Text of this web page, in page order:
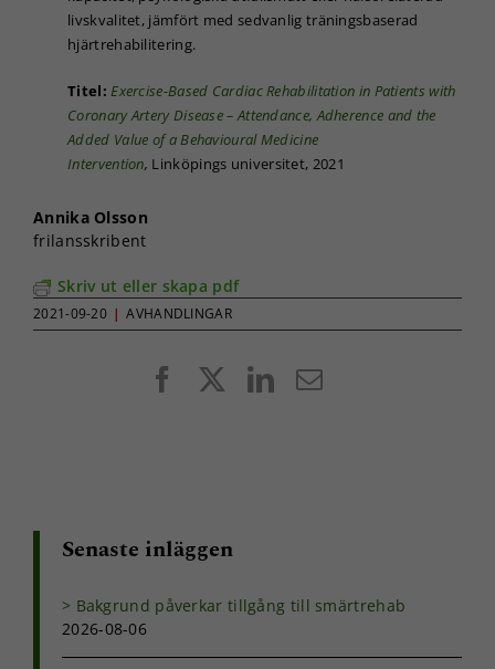
livskvalitet, jämfört med sedvanlig träningsbaserad
hjärtrehabilitering.
Titel:Exercise-Based Cardiac Rehabilitation in Patients with
Coronary Artery Disease – Attendance, Adherence and the
Added Value of a Behavioural Medicine
Intervention, Linköpings universitet, 2021
Annika Olsson
frilansskribent
Skriv ut eller skapa pdf
2021-09-20 | AVHANDLINGAR
FacebookLinkedIn
E-
Senaste inläggen
Bakgrund påverkar tillgång till smärtrehab
2026-08-06